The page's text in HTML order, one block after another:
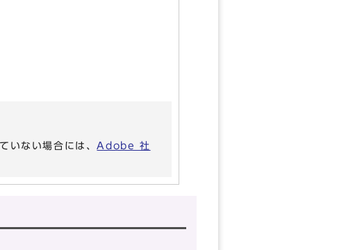
いない場合には、Adobe 社